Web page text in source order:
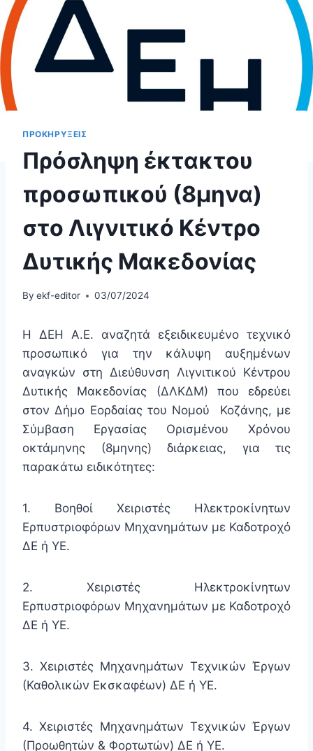
ΠΡΟΚΗΡΥΞΕΙΣ
Πρόσληψη έκτακτου
προσωπικού (8μηνα)
στο Λιγνιτικό Κέντρο
Δυτικής Μακεδονίας
By ekf-editor 03/07/2024
Η ΔΕΗ Α.Ε. αναζητά εξειδικευμένο τεχνικό
προσωπικό για την κάλυψη αυξημένων
αναγκών στη Διεύθυνση Λιγνιτικού Κέντρου
Δυτικής Μακεδονίας (ΔΛΚΔΜ) που εδρεύει
στον Δήμο Εορδαίας του Νομού Κοζάνης, με
Σύμβαση Εργασίας Ορισμένου Χρόνου
οκτάμηνης (8μηνης) διάρκειας, για τις
παρακάτω ειδικότητες:
1. Βοηθοί Χειριστές Ηλεκτροκίνητων
Ερπυστριοφόρων Μηχανημάτων με Καδοτροχό
ΔΕ ή ΥΕ.
2. Χειριστές Ηλεκτροκίνητων
Ερπυστριοφόρων Μηχανημάτων με Καδοτροχό
ΔΕ ή ΥΕ.
3. Χειριστές Μηχανημάτων Τεχνικών Έργων
(Καθολικών Εκσκαφέων) ΔΕ ή ΥΕ.
4. Χειριστές Μηχανημάτων Τεχνικών Έργων
(Προωθητών & Φορτωτών) ΔΕ ή ΥΕ.